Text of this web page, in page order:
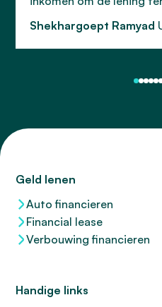
Shekhargoept Ramyad
Geld lenen
Auto financieren
Financial lease
Verbouwing financieren
Handige links